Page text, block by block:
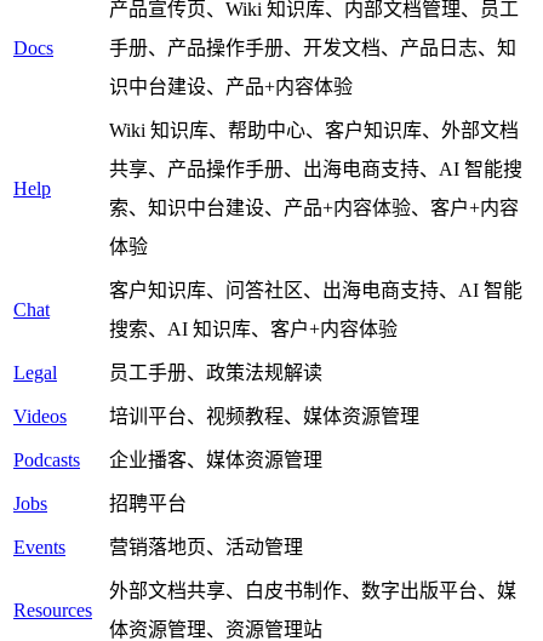
Docs
产品宣传页、Wiki 知识库、内部文档管理、员工
手册、产品操作手册、开发文档、产品日志、知
识中台建设、产品+内容体验
Help
Wiki 知识库、帮助中心、客户知识库、外部文档
共享、产品操作手册、出海电商支持、AI 智能搜
索、知识中台建设、产品+内容体验、客户+内容
体验
Chat
客户知识库、问答社区、出海电商支持、AI 智能
搜索、AI 知识库、客户+内容体验
Legal 员工手册、政策法规解读
Videos 培训平台、视频教程、媒体资源管理
Podcasts 企业播客、媒体资源管理
Jobs 招聘平台
Events 营销落地页、活动管理
Resources
外部文档共享、白皮书制作、数字出版平台、媒
体资源管理、资源管理站